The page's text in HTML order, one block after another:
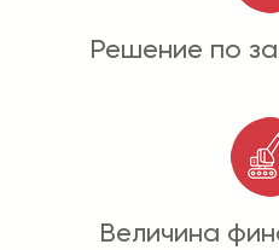
Решение по
Величина